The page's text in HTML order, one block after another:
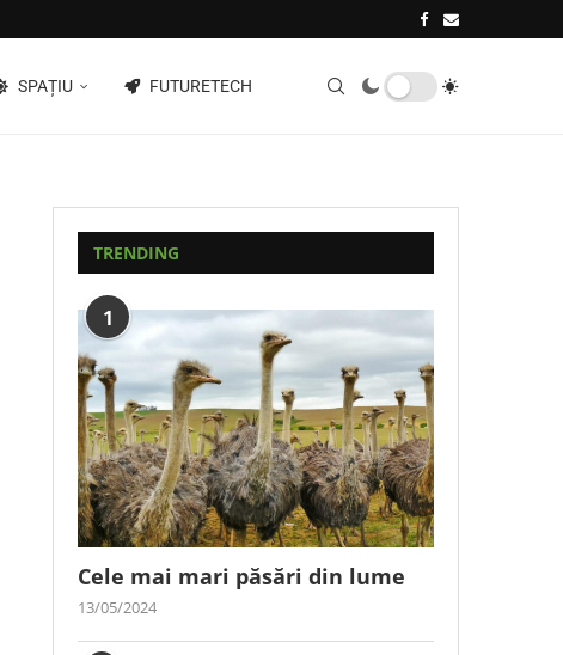
SPAȚIU FUTURETECH
TRENDING
1
Cele mai mari păsări din lume
13/05/2024